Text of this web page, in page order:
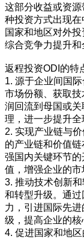
这部分收益或资
种投资方式出现
国家和地区对外
综合竞争力提升和
返程投资ODI的特
1. 源于企业间国
市场份额、获取
润回流到母国或
理，进一步提升全
2. 实现产业链与
的产业链和价值
强国内关键环节
值，增强企业的市
3. 推动技术创新
和转型升级。通
力，引进国际先
级，提高企业的核
4. 促进国家和地